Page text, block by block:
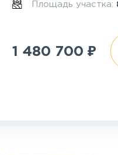
Площадь участка:
1 480 700 ₽